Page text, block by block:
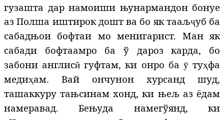
гузашта дар намоиши њунармандон бонуе
аз Полша иштирок дошт ва бо як тааљҷуб ба
сабадњои бофтаи мо менигарист. Ман як
сабади бофтаамро ба ў дароз карда, бо
забони англисӣ гуфтам, ки онро ба ӯтуҳфа
медиҳам. Вай ончунон хурсанд шуд,
ташаккуру тањсинам хонд, ки њељ аз ёдам
намеравад. Бењуда намегўянд, ки